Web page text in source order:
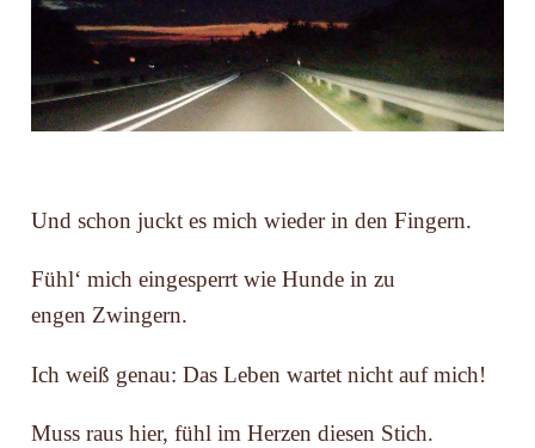
Und schon juckt es mich wieder in den Fingern.
Fühl‘ mich eingesperrt wie Hunde in zu
engen Zwingern.
Ich weiß genau: Das Leben wartet nicht auf mich!
Muss raus hier, fühl im Herzen diesen Stich.